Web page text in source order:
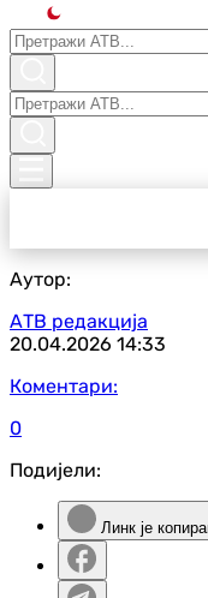
Аутор:
АТВ редакција
20.04.2026 14:33
Коментари:
0
Подијели:
Линк је